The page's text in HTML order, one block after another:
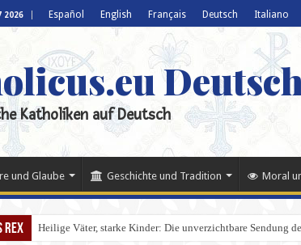
2026 Español English Français Deutsch Italiano
Deutsch
Katholiken auf Deutsch
und Glaube Geschichte und Tradition Moral
Rex Heilige Väter, starke Kinder: Die unverzichtbare Sendung